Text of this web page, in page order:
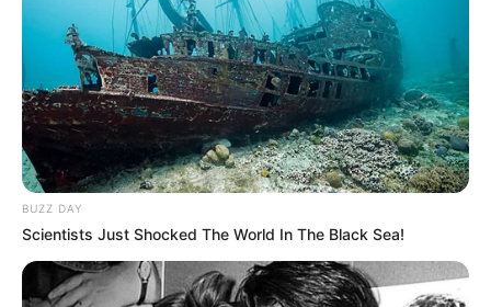
BUZZ DAY
Scientists Just Shocked The World In The Black Sea!